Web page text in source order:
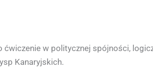
w politycznej spójności,
Kanaryjskich.